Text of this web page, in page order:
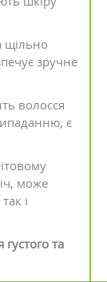
щільно
зручне
волосся
є
може
і
та